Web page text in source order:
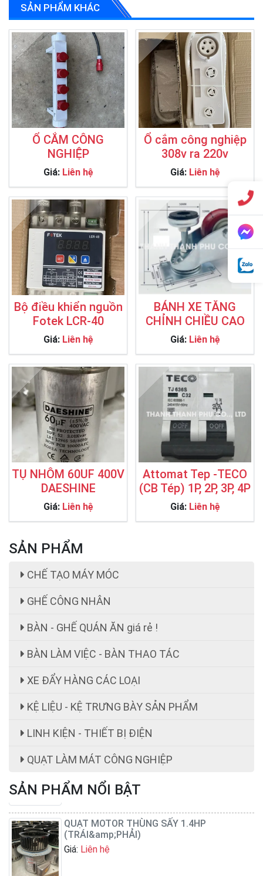
SẢN PHẨM KHÁC
Ổ CẮM CÔNG
NGHIỆP
Giá: Liên hệ
Ổ cắm công nghiệp
308v ra 220v
Giá: Liên hệ
Bộ điều khiển nguồn
Fotek LCR-40
Giá: Liên hệ
BÁNH XE TĂNG
CHỈNH CHIỀU CAO
Giá: Liên hệ
TỤ NHÔM 60UF 400V
DAESHINE
Giá: Liên hệ
Attomat Tep -TECO
(CB Tép) 1P, 2P, 3P, 4P
Giá: Liên hệ
SẢN PHẨM
CHẾ TẠO MÁY MÓC
GHẾ CÔNG NHÂN
BÀN - GHẾ QUÁN ĂN giá rẻ !
BÀN LÀM VIỆC - BÀN THAO TÁC
XE ĐẨY HÀNG CÁC LOẠI
KỆ LIỆU - KỆ TRƯNG BÀY SẢN PHẨM
LINH KIỆN - THIẾT BỊ ĐIỆN
QUẠT LÀM MÁT CÔNG NGHIỆP
SẢN PHẨM NỔI BẬT
ghế công nhân
QUẠT MOTOR THÙNG SẤY 1.4HP
(TRÁI&amp;PHẢI)
Giá:Liên hệ